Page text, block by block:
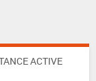
ACTIVE